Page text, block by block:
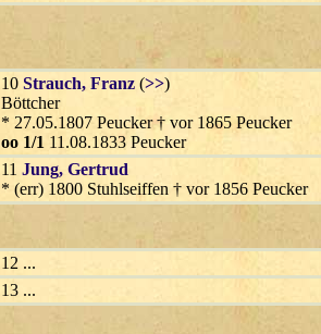
10 Strauch, Franz (>>)
Böttcher
* 27.05.1807 Peucker † vor 1865 Peucker
oo 1/1 11.08.1833 Peucker
11 Jung, Gertrud
* (err) 1800 Stuhlseiffen † vor 1856 Peucker
12 ...
13 ...